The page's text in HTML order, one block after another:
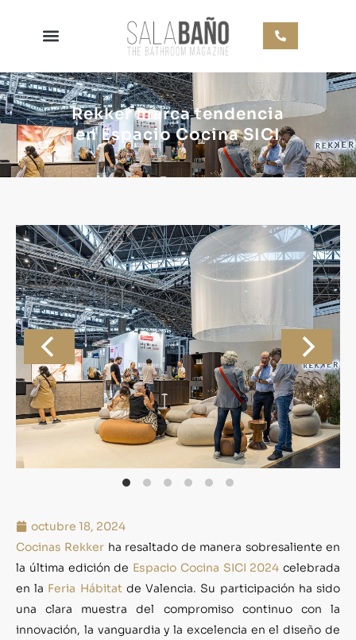
Rekker marca tendencia
en Espacio Cocina SICI
octubre 18, 2024
Cocinas Rekker ha resaltado de manera sobresaliente en
la última edición de Espacio Cocina SICI 2024 celebrada
en la Feria Hábitat de Valencia. Su participación ha sido
una clara muestra del compromiso continuo con la
innovación, la vanguardia y la excelencia en el diseño de